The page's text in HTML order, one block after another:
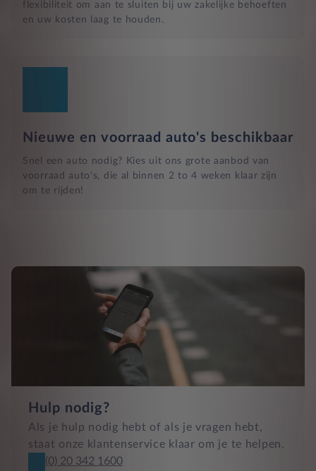
flexibiliteit om aan te sluiten bij uw zakelijke behoeften
en uw kosten laag te houden.
Nieuwe en voorraad auto's beschikbaar
Snel een auto nodig? Kies uit ons grote aanbod van
voorraad auto's, die al binnen 2 to 4 weken klaar zijn
om te rijden!
Hulp nodig?
Als je hulp nodig hebt of als je vragen hebt,
staat onze klantenservice klaar om je te helpen.
(0) 20 342 1600